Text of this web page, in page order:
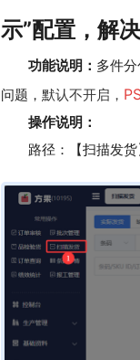
示”配置，解
功能说明： 多件
问题， 默认不开启，
操作说明：
路径：【扫描发